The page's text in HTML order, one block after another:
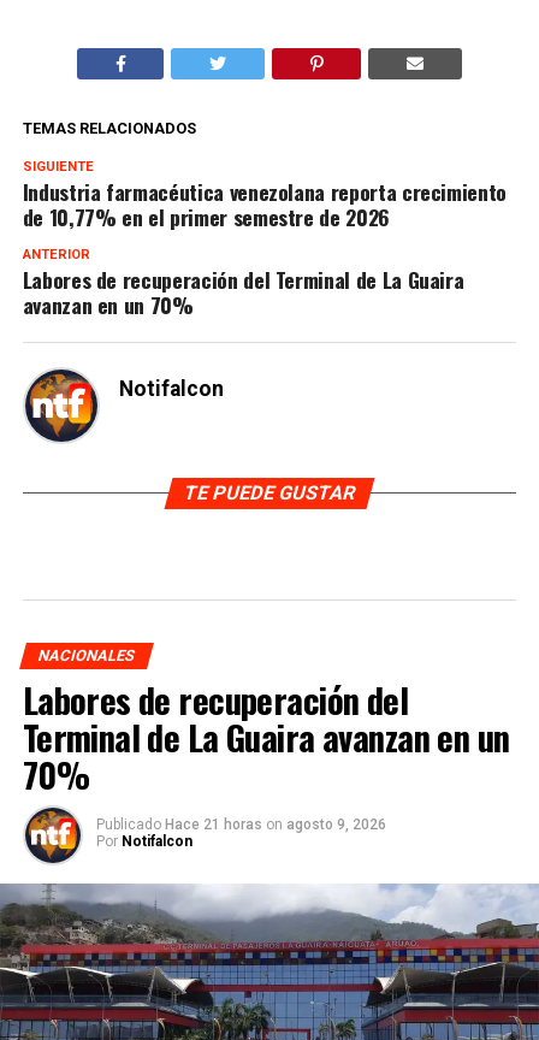
TEMAS RELACIONADOS
SIGUIENTE
Industria farmacéutica venezolana reporta crecimiento
de 10,77% en el primer semestre de 2026
ANTERIOR
Labores de recuperación del Terminal de La Guaira
avanzan en un 70%
Notifalcon
TE PUEDE GUSTAR
NACIONALES
Labores de recuperación del
Terminal de La Guaira avanzan en un
70%
Publicado Hace 21 horas on agosto 9, 2026
Por Notifalcon